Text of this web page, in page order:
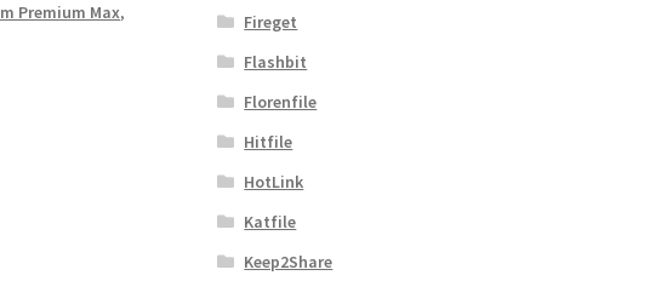
Premium Max,
Fireget
Flashbit
Florenfile
Hitfile
HotLink
Katfile
Keep2Share